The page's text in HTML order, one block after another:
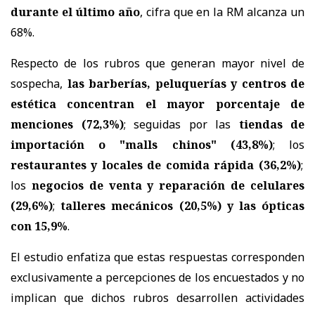
durante el último año, cifra que en la RM alcanza un
68%.
Respecto de los rubros que generan mayor nivel de
sospecha, las barberías, peluquerías y centros de
estética concentran el mayor porcentaje de
menciones (72,3%); seguidas por las tiendas de
importación o "malls chinos" (43,8%); los
restaurantes y locales de comida rápida (36,2%);
los negocios de venta y reparación de celulares
(29,6%);talleres mecánicos (20,5%) y las ópticas
con 15,9%.
El estudio enfatiza que estas respuestas corresponden
exclusivamente a percepciones de los encuestados y no
implican que dichos rubros desarrollen actividades